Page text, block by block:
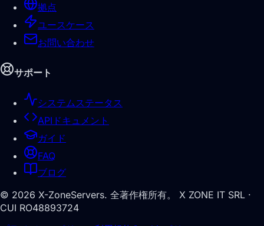
拠点
ユースケース
お問い合わせ
サポート
システムステータス
APIドキュメント
ガイド
FAQ
ブログ
© 2026 X-ZoneServers. 全著作権所有。
X ZONE IT SRL ·
CUI RO48893724